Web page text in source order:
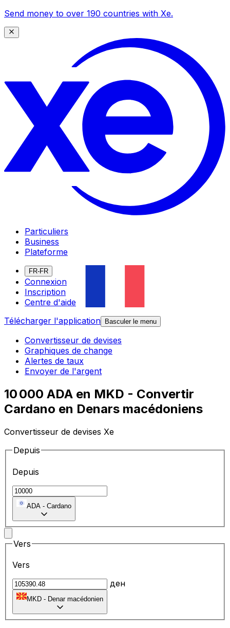
Send money to over 190 countries with Xe.
Particuliers
Business
Plateforme
FR-FR
Connexion
Inscription
Centre d'aide
Télécharger l'application
Basculer le menu
Convertisseur de devises
Graphiques de change
Alertes de taux
Envoyer de l'argent
10 000 ADA en MKD - Convertir
Cardano en Denars macédoniens
Convertisseur de devises Xe
Depuis
Depuis
ADA - Cardano
Vers
Vers
ден
MKD - Denar macédonien